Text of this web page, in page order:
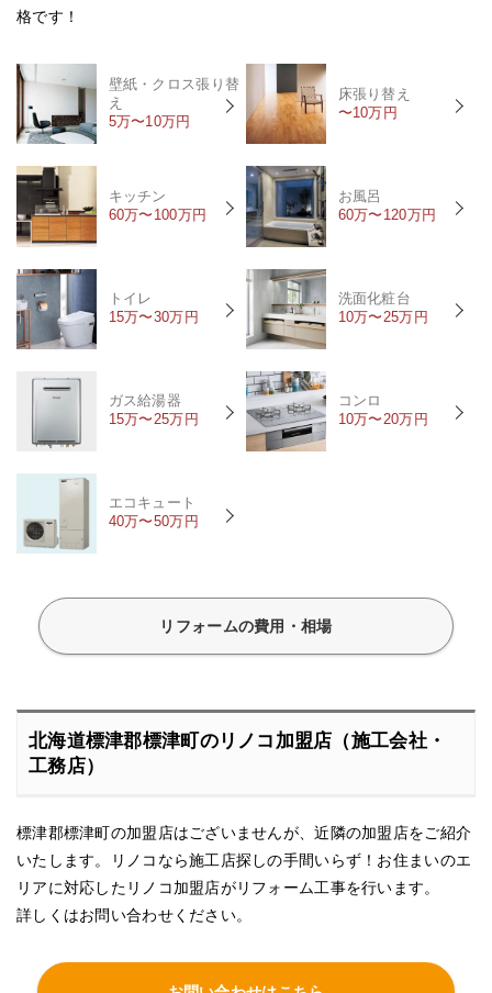
格です！
壁紙・クロス張り替
え
5万〜10万円
床張り替え
〜10万円
キッチン
60万〜100万円
お風呂
60万〜120万円
トイレ
15万〜30万円
洗面化粧台
10万〜25万円
ガス給湯器
15万〜25万円
コンロ
10万〜20万円
エコキュート
40万〜50万円
リフォームの費用・相場
北海道標津郡標津町のリノコ加盟店（施工会社・
工務店）
標津郡標津町の加盟店はございませんが、近隣の加盟店をご紹介
いたします。リノコなら施工店探しの手間いらず！お住まいのエ
リアに対応したリノコ加盟店がリフォーム工事を行います。
詳しくはお問い合わせください。